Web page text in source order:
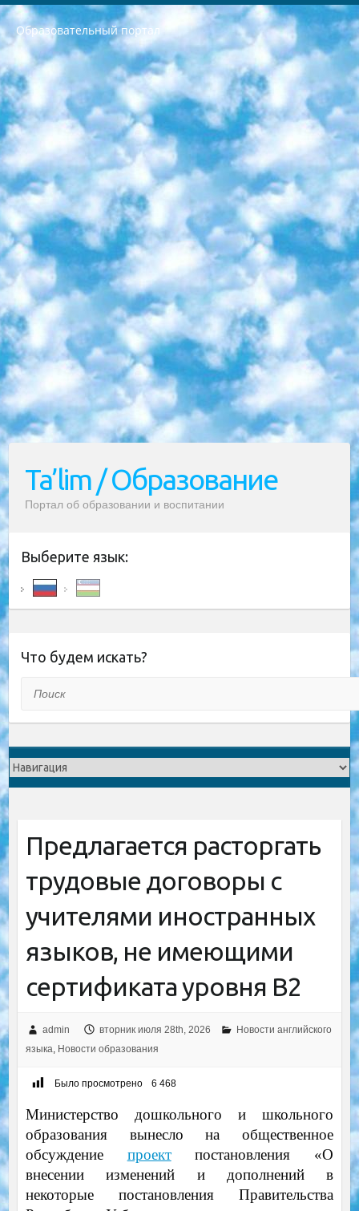
Образовательный портал
РЕСПУБЛИКА УЗБЕКИСТАН МИНИСТРЕРСТВО ДОШКОЛЬНОГО И ШКОЛЬНОГО ОБРАЗОВАНИЯ КОМАНДА в общеобразовательных учреждениях в 2023-2024 учебном году организация и проведение итоговой государственной аттестации обучающихся о Министра дошкольного и школьного образования Республики Узбекистан от 4 марта 2008 года (постановлением Минюста от 20 марта 2008 года № 1778 государственной регистрации) «Итоговое состояние учащихся общего среднего образования на основании положения об утверждении положения об аттестации общего среднего образования выпускной экзамен студентов в образовательных учреждениях в 2023-2024 учебном году В целях организации и прохождения аттестации приказываю: 1. Следующее: перечень предметов, по которым будет проводиться итоговая государственная аттестация и экзамен формы перевода согласно приложению 1; сертификаты международного образца, оценивающие уровень владения иностранными языками перечень согласно приложению 2; 2. Педагогический при специализированных образовательных учреждениях. научно-практический центр квалификации и международной оценки (Д.Давидова) 2024 г. До 25 марта: задания по предметам, по которым будет проводиться итоговая аттестация разработка и утверждение технических условий; итоговая аттестация на основании разработанного предметного задания разработка вопросов по предметам (устно и письменно), экзамен передача; общеобразовательные средние школы и специальные учебные заведения учащиеся выпускных классов школ и интернатов в агентской системе подготовка базы данных экзаменационных материалов и критериев оценки; перевод базы экзаменационных материалов на все языки обучения подать в Республиканский образовательный центр для изготовления; варианты экзаменов на основе разработанных контрольных материалов пусть будут поставлены задачи формирования. 3. Республиканский образовательный центр (Ш.Худайкулов) до 5 апреля 2024 года. до: база данных предоставленных экзаменационных материалов на все языки обучения перевод и экспертиза; для слепых, слабовидящих, глухих, слабослышащих и умственно отсталых детей учащиеся выпускных классов специализированных школ и школ-интернатов база данных экзаменационных материалов на всех преподаваемых языках подготовка критериев оценки; специализированные школы для умственно отсталых детей и технологии для учащихся выпускных классов школ-интернатов разработка соответствующих рекомендаций и критериев проведения ЕГЭ по естествознанию давать задания. 4. Педагогический при специализированных образовательных учреждениях. Научно-практический центр навыков и международной оценки (Д.Давидова), Республика образовательный центр (Худайкулов Ш.) итоговый государственный аттестационный экзамен ориентирован на творческое и логическое мышление при подготовке базы материалов учитывать введение заданий. 5. Следует отметить, что: сертификат государственного образца о знании общеобразовательного предмета и как минимум национальный уровень B1 по предметам на иностранных языках, указанным в Приложении 2. или международно признанный сертификат эквивалентного уровня студенты, изучающие определенный предмет, освобождаются от экзамена; по соответствующим предметам запланирована итоговая государственная аттестация за день до дня, путем жеребьевки Рабочей группой (в письменной форме по предметам, проводимым в форме) из числа сформированных вариантов выбрано 2 варианта; 2 выбранных варианта экзамена анонсированы на официальном сайте министерства и все выпускники по всей стране на основе этих вариантов проводит итоговую государственную аттестацию. 6. Государственное образование учащихся средних общеобразовательных учреждений. знания в соответствии с квалификационными требованиями, которые необходимо приобрести на основании стандартов итоговый (выпускной) контроль для 9 и 11 классов в целях тестирования Экзамены (далее – экзамены) состоят из предметов, перечисленных в приложении 1. будет сделано. 7. Экзамены пройдут с 26 мая по 15 июня 2024 г. (кроме науки физического воспитания). 8. Физическая для учащихся 9 классов общесредних образовательных учреждений. Экзамены по предмету «Образование, квалификация медицина» 1-6 мая 2024 года. сотрудники перевести под присмотр (с отклонениями в физическом или умственном развитии) специализированная школа для детей, школы-интернаты и со сколиозом школы-интернаты санаторного типа для больных детей исключены). 9. Он был слепым, слабовидящим и имел нарушения опорно-двигательного аппарата. экзамены в специализированных школах и интернатах для детей должны проводиться исходя из требований, предъявляемых к общеобразовательным учреждениям (физкультура кроме науки). 10. Специализированная школа для глухих и слабослышащих детей. и экзамены в интернатах и быть реализован в виде письменного теста по математике. 11. Специальность для умственно отсталых детей. Для 9 класса Родной язык и литературное письмо Государственный язык (язык обучения – узбекский). для неклассов) написано Математическое письмо Письменная/устная история Узбекистана Физическое воспитание практично Итоговый контроль Для 11 класса Написание родного языка и литературы (эссе) Математическое письмо Узбекский язык (обучение на узбекском языке) не посещающее общее среднее образование для учреждений)/Образовательное учреждение выбор письменный и устный Иностранный язык письменный/устный Письменная/устная история Узбекистана *По выбору студента:  Химия  Физика  Основы государственного права  География 10 бесплатных образовательных ресурсов - Мы составили подборку онлайн-проектов с интерактивными упражнениями, видеолекциями и статьями. Они помогут вам обрести новые и освежить старые знания бесплатно. 1. «ИНТУИТ» Старейшая образовательная площадка Рунета. Здесь вы найдёте сотни текстовых и видеокурсов на десятки различных тем — от программирования до психологии. Многие курсы подготовлены российскими университетами и крупными международными компаниями вроде Intel и Microsoft. Самостоятельное обучение бесплатное, но желающие могут оплатить услуги персональных наставников. 2. «Смартия» знакомит с актуальными профессиями и подсказывает, как им обучаться. Выбрав заинтересовавшую вас специальность — SMM-специалист, фотограф, веб-дизайнер или другую, — увидите список необходимых для неё умений. Чтобы вы могли освоить их самостоятельно, для каждого умения площадка отображает подборку ссылок на учебные материалы. Хотя «Смартия» ориентируется на русскоязычную аудиторию, часть контента всё же доступна только на английском. 3. «Лекторий Физтеха» Проект Московского физико-технического института (Физтеха). С его помощью вы можете смотреть онлайн серии лекций, записанные на видео в этом вузе. В числе доступных предметов — физика, биология, химия, информационные технологии и другие. К некоторым лекциям администрация ресурса прилагает готовые конспекты, которые можно скачивать в PDF-формате. 4. ITMOcourses Онлайн-площадка Санкт-Петербургского национального исследовательского университета информационных технологий, механики и оптики (ИТМО). Ресурс предоставляет свободный доступ к курсам, разработанным в этом вузе. Каталог материалов разбит на четыре категории: «Оптические системы и технологии», «Приборостроение и робототехника», «Информационные технологии» и «Биотехнологии». Курсы состоят из видеолекций, интерактивных демонстраций и заданий. 5. «КиберЛенинка» Электронная научная библиотека открытого доступа. Каталог площадки регулярно обрастает текстами статей из различных научных изданий. Сгруппированные по журналам и рубрикам публикации можно читать онлайн или скачивать целиком в PDF-формате. Проект нацелен на популяризацию науки за счёт открытого доступа к качественной информации. 6. «ПостНаука» На этом ресурсе публикуют подборки видеолекций, составленные экспертами из разных отраслей и объединённые общими темами. Среди них, к примеру, есть серии «Биоинформатика и геномика», «Культура средневековой Скандинавии» и Cinema Studies о теории кино. Каждая подборка лекций — логически связанная история, рассказанная экспертом от первого лица. Кроме того, на сайте появляются научно-образовательные статьи и тесты на разные темы. 7. «Newочём» Команда проекта «Newочём» отбирает самые интересные тексты из англоязычных СМИ и переводит те из них, за которые голосуют участники сообщества «ВКонтакте». По большей части это научно-популярные статьи. Редакторы придумывают лишь заголовки, в остальном содержание переводов соответствует оригиналам. Полные тексты можно читать прямо в социальной сети. 8. InternetUrok Онлайн-база материалов по основным дисциплинам школьной программы. Информация на сайте структурирована по классам, предметам и темам (урокам). Каждый урок состоит из видеолекций и конспектов. Есть также интерактивные тренажёры и тесты для закрепления пройденного материала. Даже если вы давно окончили школу, возможность повторить программу старших классов всегда может пригодиться. 9. Edutainme Ещё один ресурс об образовании. В отличие от Newtonew, как мне кажется, Edutainme больше ориентируется на представителей индустрии: педагогов, предпринимателей, разработчиков образовательных проектов. Но и любой, кто просто стремится к саморазвитию, найдёт на сайте много полезного и интересного для себя. Например, информацию о новых курсах и образовательных сервисах. 10. Newtonew Онлайн-медиа об образовании и обучении в широком смысле. Авторы Newtonew пишут об инструментах, заведениях, тактиках и стратегиях, которые помогают учить других и получать новые знания самостоятельно. На этой площадке вы найдёте новости, обзоры, аналитические мат
Ta’lim / Образование
Портал об образовании и воспитании
Выберите язык:
Что будем искать?
Предлагается расторгать
трудовые договоры с
учителями иностранных
языков, не имеющими
сертификата уровня B2
admin вторник июля 28th, 2026
Новости английского
языка, Новости образования
Было просмотрено 6 468
Министерство дошкольного и школьного
образования вынесло на общественное
обсуждение проектпостановления «О
внесении изменений и дополнений в
некоторые постановления Правительства